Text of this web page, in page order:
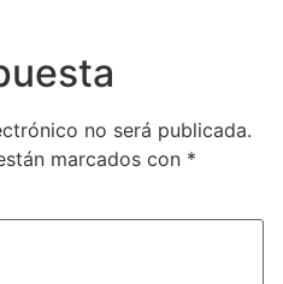
no será publicada.
marcados con *